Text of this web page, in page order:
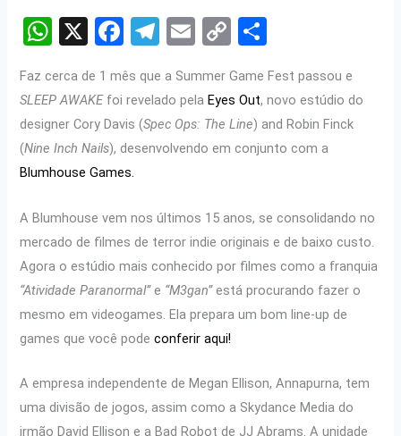
W
at
s
A
p
X
F
ce
b
o
o
T
e
gr
a
E
ail
C
py
Li
n
ar
e
Faz cerca de 1 mês que a Summer Game Fest passou e
SLEEP AWAKEfoi revelado pelaEyes Out, novo estúdio do
designer Cory Davis (Spec Ops: The Line) and Robin Finck
(Nine Inch Nails), desenvolvendo em conjunto com a
Blumhouse Games.
A Blumhouse vem nos últimos 15 anos, se consolidando no
mercado de filmes de terror indie originais e de baixo custo.
Agora o estúdio mais conhecido por filmes como a franquia
“Atividade Paranormal”e “M3gan”está procurando fazer o
mesmo em videogames. Ela prepara um bom line-up de
games que você podeconferir aqui!
A empresa independente de Megan Ellison, Annapurna, tem
uma divisão de jogos, assim como a Skydance Media do
irmão David Ellison e a Bad Robot de JJ Abrams. A unidade